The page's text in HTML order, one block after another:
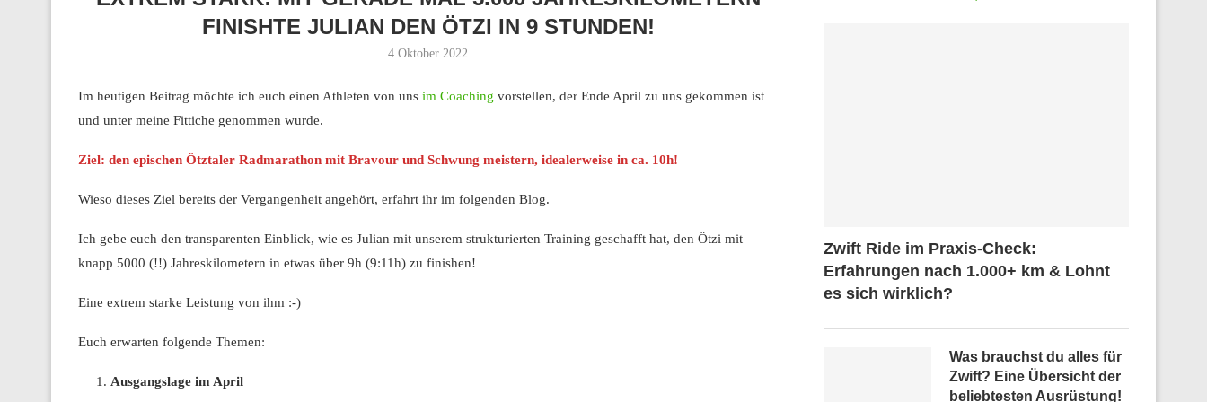
FINISHTE JULIAN DEN ÖTZI IN 9 STUNDEN!
4 Oktober 2022
Im heutigen Beitrag möchte ich euch einen Athleten von uns im Coaching vorstellen, der Ende April zu uns gekommen ist
und unter meine Fittiche genommen wurde.
Ziel: den epischen Ötztaler Radmarathon mit Bravour und Schwung meistern, idealerweise in ca. 10h!
Wieso dieses Ziel bereits der Vergangenheit angehört, erfahrt ihr im folgenden Blog.
Ich gebe euch den transparenten Einblick, wie es Julian mit unserem strukturierten Training geschafft hat, den Ötzi mit
knapp 5000 (!!) Jahreskilometern in etwas über 9h (9:11h) zu finishen!
Eine extrem starke Leistung von ihm :-)
Euch erwarten folgende Themen:
Ausgangslage im April
Zwift Ride im Praxis-Check:
Erfahrungen nach 1.000+ km & Lohnt
es sich wirklich?
Was brauchst du alles für
Zwift? Eine Übersicht der
beliebtesten Ausrüstung!